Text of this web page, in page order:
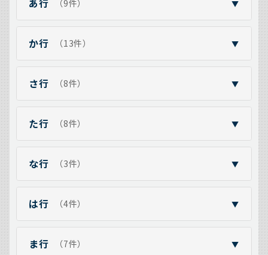
（9件） ▼
か行 （13件） ▼
さ行 （8件） ▼
た行 （8件） ▼
な行 （3件） ▼
は行 （4件） ▼
ま行 （7件） ▼